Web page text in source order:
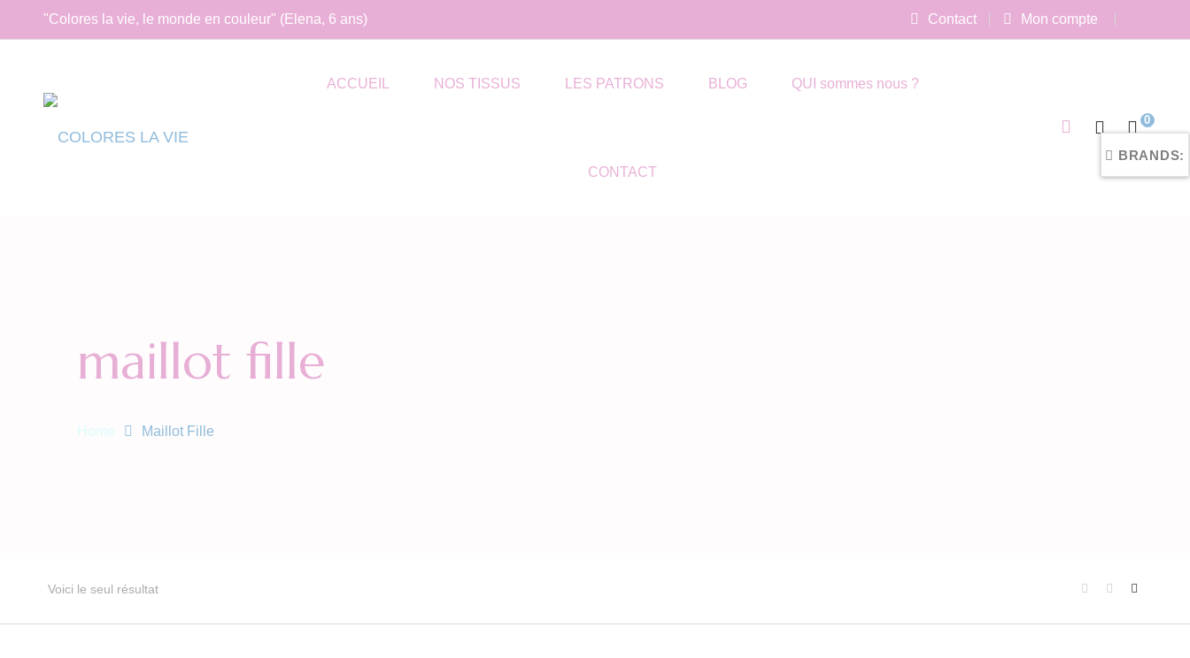
"Colores la vie, le monde en couleur" (Elena, 6 ans) Contact Mon compte
ACCUEIL NOS TISSUS LES PATRONS BLOG QUI sommes nous ?
CONTACT
0
maillot fille
Home Maillot Fille
Voici le seul résultat
BRANDS: